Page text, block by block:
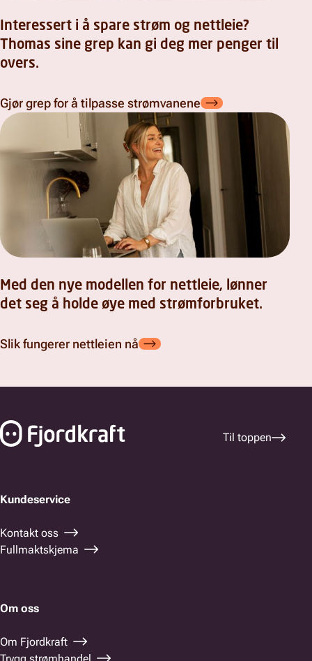
Interessert i å spare strøm og nettleie?
Thomas sine grep kan gi deg mer penger til
overs.
Gjør grep for å tilpasse strømvanene
Med den nye modellen for nettleie, lønner
det seg å holde øye med strømforbruket.
Slik fungerer nettleien nå
Til toppen
Kundeservice
Kontakt oss
Fullmaktskjema
Om oss
Om Fjordkraft
Trygg strømhandel